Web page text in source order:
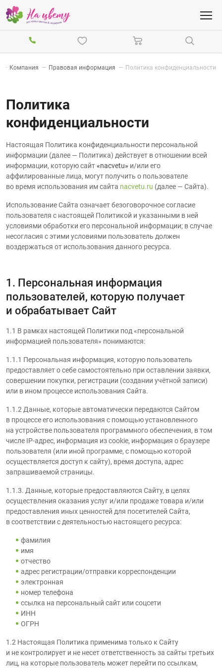
— Компания — Правовая информация — Политика конфиденциальности
Политика
конфиденциальности
Настоящая Политика конфиденциальности персональной
информации (далее — Политика) действует в отношении всей
информации, которую сайт«nacvetu» и/или его
аффилированные лица, могут получить о пользователе
во время использования им сайта nacvetu.ru (далее — Сайта).
Использование Сайта означает безоговорочное согласие
пользователя с настоящей Политикой и указанными в ней
условиями обработки его персональной информации; в случае
несогласия с этими условиями пользователь должен
воздержаться от использования данного ресурса.
1. Персональная информация
пользователей, которую получает
и обрабатывает Сайт
1.1 В рамках настоящей Политики под «персональной
информацией пользователя» понимаются:
1.1.1 Персональная информация, которую пользователь
предоставляет о себе самостоятельно при оставлении заявки,
совершении покупки, регистрации (создании учётной записи)
или в ином процессе использования Сайта.
1.1.2 Данные, которые автоматически передаются Сайтом
в процессе его использования с помощью установленного
на устройстве пользователя программного обеспечения, в том
числе IP-адрес, информация из cookie, информация о браузере
пользователя (или иной программе, с помощью которой
осуществляется доступ к сайту), время доступа, адрес
запрашиваемой страницы.
1.1.3. Данные, которые предоставляются Сайту, в целях
осуществления оказания услуг и/или продаже товара и/или
предоставления иных ценностей для посетителей Сайта,
в соответствии с деятельностью настоящего ресурса:
фамилия
имя
отчество
адрес регистрации/отправки корреспонденции
электронная
номер телефона
ссылка на персональный сайт или соцсети
ИНН
ОГРН
1.2 Настоящая Политика применима только к Сайту
и не контролирует и не несет ответственность за сайты третьих
лиц, на которые пользователь может перейти по ссылкам,